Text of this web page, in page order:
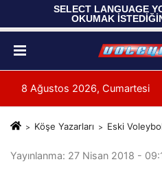
SELECT LANGUAGE
OKUMAK
8 Ağustos 2026, Cumartesi
Köşe Yazarları Eski
Yayınlanma: 27 Nisan 2018 -